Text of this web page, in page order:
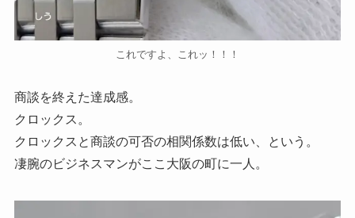
これですよ、これッ！！！
商談を終えた達成感。
クロックス。
クロックスと商談の可否の相関係数は低い、という。
凄腕のビジネスマンがここ大阪の町に一人。